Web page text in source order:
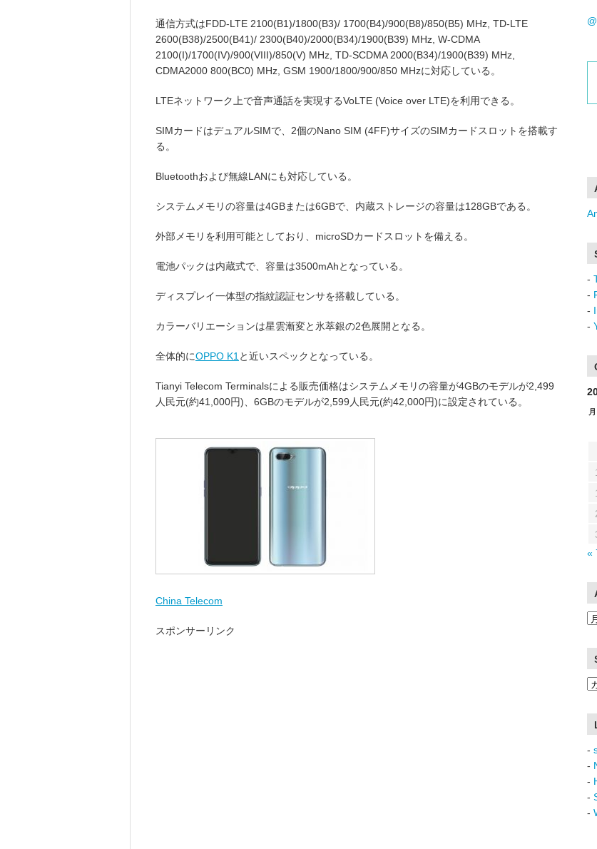
通信方式はFDD-LTE 2100(B1)/1800(B3)/ 1700(B4)/900(B8)/850(B5) MHz, TD-LTE
2600(B38)/2500(B41)/ 2300(B40)/2000(B34)/1900(B39) MHz, W-CDMA
2100(I)/1700(IV)/900(VIII)/850(V) MHz, TD-SCDMA 2000(B34)/1900(B39) MHz,
CDMA2000 800(BC0) MHz, GSM 1900/1800/900/850 MHzに対応している。
LTEネットワーク上で音声通話を実現するVoLTE (Voice over LTE)を利用できる。
SIMカードはデュアルSIMで、2個のNano SIM (4FF)サイズのSIMカードスロットを搭載す
る。
Bluetoothおよび無線LANにも対応している。
システムメモリの容量は4GBまたは6GBで、内蔵ストレージの容量は128GBである。
外部メモリを利用可能としており、microSDカードスロットを備える。
電池パックは内蔵式で、容量は3500mAhとなっている。
ディスプレイ一体型の指紋認証センサを搭載している。
カラーバリエーションは星雲漸変と氷萃銀の2色展開となる。
全体的にOPPO K1 と近いスペックとなっている。
Tianyi Telecom Terminalsによる販売価格はシステムメモリの容量が4GBのモデルが2,499
人民元(約41,000円)、6GBのモデルが2,599人民元(約42,000円)に設定されている。
China Telecom
スポンサーリンク
-
-
-
-
月
«
-
-
-
-
-